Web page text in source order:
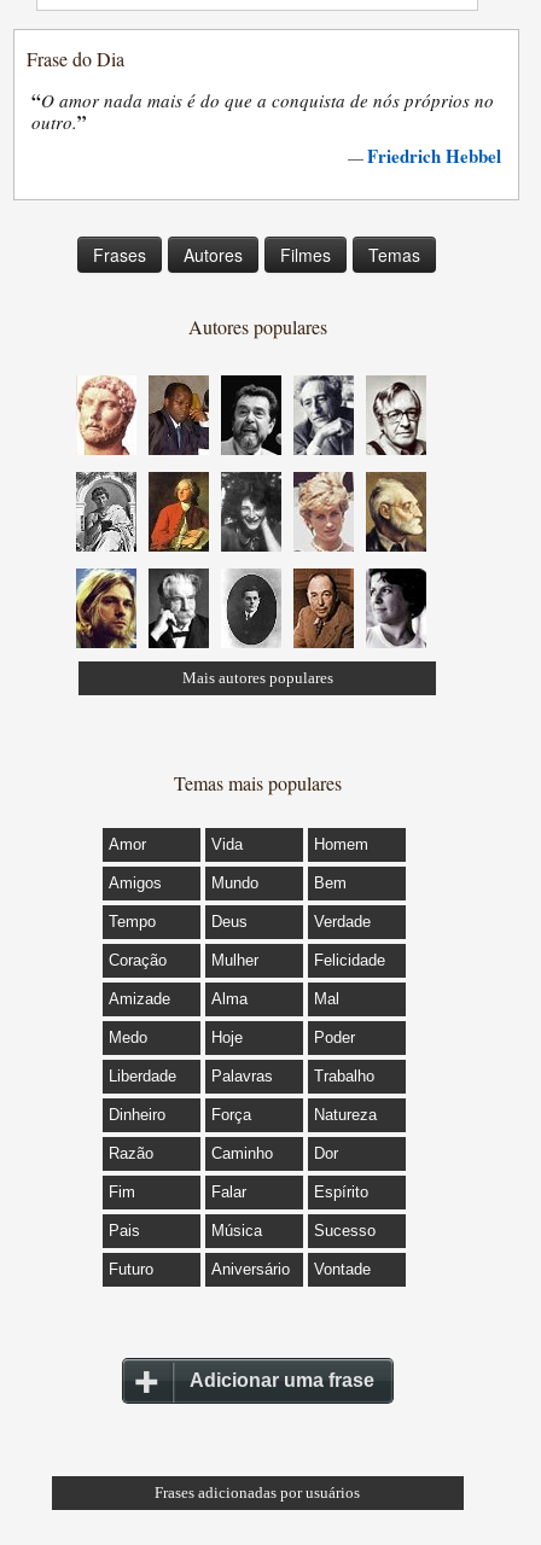
Frase do Dia
“O amor nada mais é do que a conquista de nós próprios no
outro.”
—Friedrich Hebbel
Frases Autores Filmes Temas
Autores populares
Mais autores populares
Temas mais populares
Amor Vida Homem
Amigos Mundo Bem
Tempo Deus Verdade
Coração Mulher Felicidade
Amizade Alma Mal
Medo Hoje Poder
Liberdade Palavras Trabalho
Dinheiro Força Natureza
Razão Caminho Dor
Fim Falar Espírito
Pais Música Sucesso
Futuro Aniversário Vontade
Adicionar uma frase
Frases adicionadas por usuários